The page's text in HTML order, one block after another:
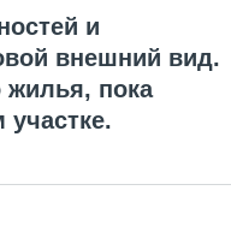
и
внешний вид.
пока